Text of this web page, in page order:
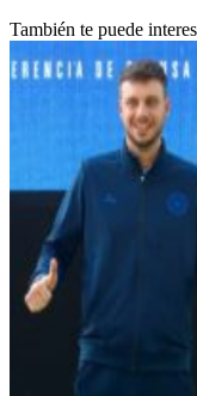
También te puede